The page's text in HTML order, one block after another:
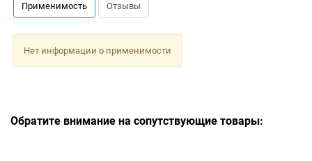
Применимость Отзывы
Нет информации о применимости
Обратите внимание на сопутствующие товары: